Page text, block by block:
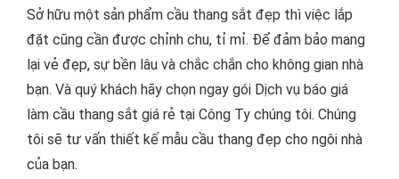
Sở hữu một sản phẩm cầu thang sắt đẹp thì việc lắp
đặt cũng cần được chỉnh chu, tỉ mỉ. Để đảm bảo mang
lại vẻ đẹp, sự bền lâu và chắc chắn cho không gian nhà
bạn. Và quý khách hãy chọn ngay gói Dịch vụ báo giá
làm cầu thang sắt giá rẻ tại Công Ty chúng tôi. Chúng
tôi sẽ tư vấn thiết kế mẫu cầu thang đẹp cho ngôi nhà
của bạn.